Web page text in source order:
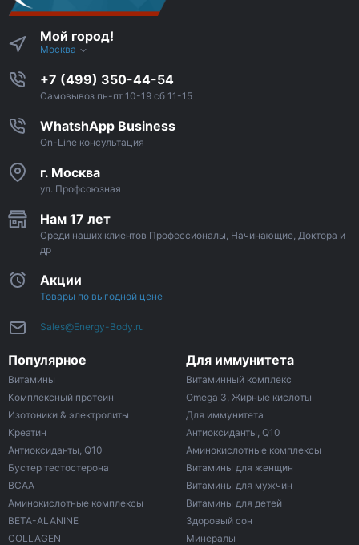
Мой город!
Москва
+7 (499) 350-44-54
Самовывоз пн-пт 10-19 сб 11-15
WhatshApp Business
On-Line консультация
г. Москва
ул. Профсоюзная
Нам 17 лет
Среди наших клиентов Профессионалы, Начинающие, Доктора и
др
Акции
Товары по выгодной цене
Sales@Energy-Body.ru
Популярное
Витамины
Комплексный протеин
Изотоники & электролиты
Креатин
Антиоксиданты, Q10
Бустер тестостерона
ВСАА
Аминокислотные комплексы
BETA-ALANINE
COLLAGEN
Для иммунитета
Витаминный комплекс
Omega 3, Жирные кислоты
Для иммунитета
Антиоксиданты, Q10
Аминокислотные комплексы
Витамины для женщин
Витамины для мужчин
Витамины для детей
Здоровый сон
Минералы